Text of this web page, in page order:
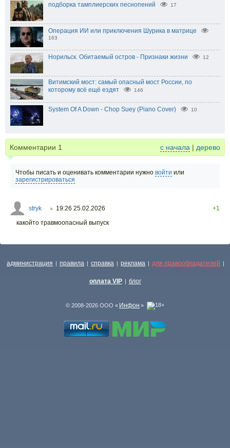
подборка тамплиерских песнопений 17
Операция ИИ или приключения Шурика в матрице
163
Норильск. Обитаемый остров - Признаки жизни 12
Витимский мост: самый опасный мост России, по
которому всё ещё ездят
146
System Of A Down - Chop Suey (Piano Cover) 10
Комментарии 1 с начала | дерево
Чтобы писать и оценивать комментарии нужно войти или
зарегистрироваться
stryk ○ 19:26 25.02.2026
+1
какойто травмоопасный выпуск
администрация | правила | справка | реклама | для правообладателей |
оплата VIP | блог
© 2008-2026 ООО « Инфон »